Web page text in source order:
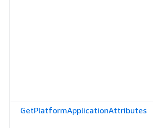
GetPlatformApplicationAttributes